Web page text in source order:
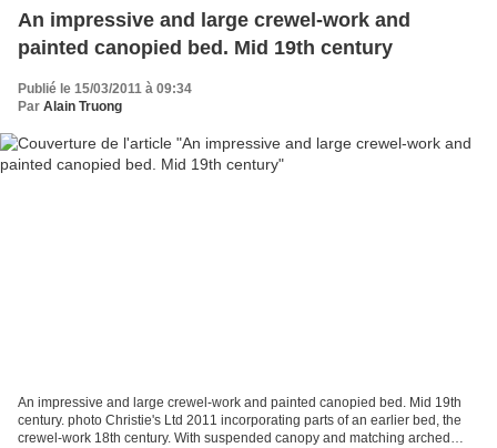
An impressive and large crewel-work and
painted canopied bed. Mid 19th century
Publié le 15/03/2011 à 09:34
Par Alain Truong
An impressive and large crewel-work and painted canopied bed. Mid 19th
century. photo Christie's Ltd 2011 incorporating parts of an earlier bed, the
crewel-work 18th century. With suspended canopy and matching arched